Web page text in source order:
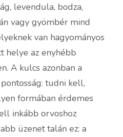
levendula, bodza,
vagy gyömbér mind
van hagyományos
helye az enyhébb
A kulcs azonban a
tudni kell,
formában érdemes
inkább orvoshoz
üzenet talán ez: a